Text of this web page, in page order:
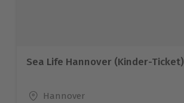
Sea Life Hannover (Kinder-Ticket)
Standort
Hannover